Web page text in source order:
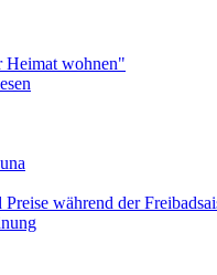
Heimat wohnen"
während der